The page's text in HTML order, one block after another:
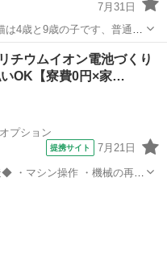
7月31日
4歳と9歳の子です、普通の
ド、おやつなどなんでも嬉
/助けて
チウムイオン電池づくり
OK【寮費0円×家…
プション
提携サイト 7月21日
・マシン操作 ・機械の再稼